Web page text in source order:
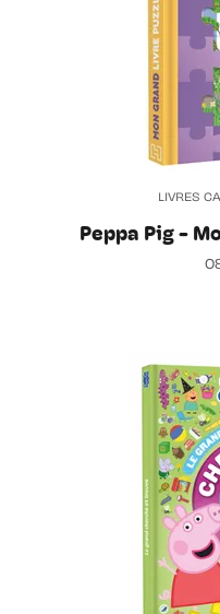
LIVRES
Peppa Pig -